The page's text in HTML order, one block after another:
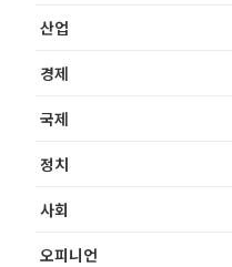
산업
경제
국제
정치
사회
오피니언